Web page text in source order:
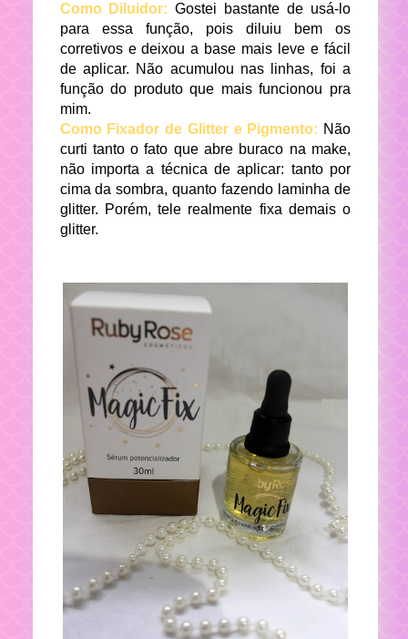
Como Diluidor:Gostei bastante de usá-lo
para essa função, pois diluiu bem os
corretivos e deixou a base mais leve e fácil
de aplicar. Não acumulou nas linhas, foi a
função do produto que mais funcionou pra
mim.
Como Fixador de Glitter e Pigmento: Não
curti tanto o fato que abre buraco na make,
não importa a técnica de aplicar: tanto por
cima da sombra, quanto fazendo laminha de
glitter. Porém, tele realmente fixa demais o
glitter.